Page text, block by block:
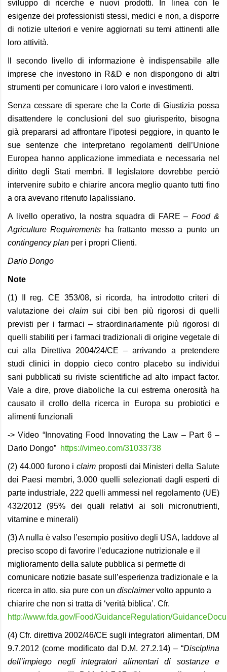
sviluppo di ricerche e nuovi prodotti. In linea con le
esigenze dei professionisti stessi, medici e non, a disporre
di notizie ulteriori e venire aggiornati su temi attinenti alle
loro attività.
Il secondo livello di informazione è indispensabile alle
imprese che investono in R&D e non dispongono di altri
strumenti per comunicare i loro valori e investimenti.
Senza cessare di sperare che la Corte di Giustizia possa
disattendere le conclusioni del suo giurisperito, bisogna
già prepararsi ad affrontare l’ipotesi peggiore, in quanto le
sue sentenze che interpretano regolamenti dell’Unione
Europea hanno applicazione immediata e necessaria nel
diritto degli Stati membri. Il legislatore dovrebbe perciò
intervenire subito e chiarire ancora meglio quanto tutti fino
a ora avevano ritenuto lapalissiano.
A livello operativo, la nostra squadra di FARE –Food &
Agriculture Requirements ha frattanto messo a punto un
contingency plan per i propri Clienti.
Dario Dongo
Note
(1) Il reg. CE 353/08, si ricorda, ha introdotto criteri di
valutazione dei claimsui cibi ben più rigorosi di quelli
previsti per i farmaci – straordinariamente più rigorosi di
quelli stabiliti per i farmaci tradizionali di origine vegetale di
cui alla
Direttiva 2004/24/CE– arrivando a pretendere
studi clinici in doppio cieco contro placebo su individui
sani pubblicati su riviste scientifiche ad alto impact factor.
Vale a dire, prove diaboliche la cui estrema onerosità ha
causato il crollo della ricerca in Europa su probiotici e
alimenti funzionali
-> Video “Innovating Food Innovating the Law – Part 6 –
Dario Dongo” https://vimeo.com/31033738
(2) 44.000 furono iclaim proposti dai Ministeri della Salute
dei Paesi membri, 3.000 quelli selezionati dagli esperti di
parte industriale, 222 quelli ammessi nel regolamento (UE)
432/2012 (95% dei quali relativi ai soli micronutrienti,
vitamine e minerali)
(3) A nulla è valso l’esempio positivo degli USA, laddove al
preciso scopo di favorire l’educazione nutrizionale e il
miglioramento della salute pubblica si permette di
comunicare notizie basate sull’esperienza tradizionale e la
ricerca in atto, sia pure con un disclaimervolto appunto a
chiarire che non si tratta di ‘verità biblica’. Cfr.
http://www.fda.gov/Food/GuidanceRegulation/
(4) Cfr. direttiva 2002/46/CE sugli integratori alimentari, DM
9.7.2012 (come modificato dal D.M. 27.2.14) – “Disciplina
dell’impiego negli integratori alimentari di sostanze e